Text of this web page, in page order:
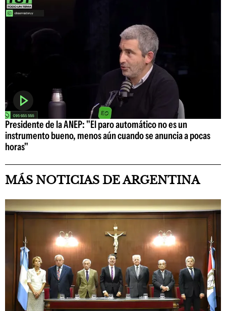
Presidente de la ANEP: "El paro automático no es un
instrumento bueno, menos aún cuando se anuncia a pocas
horas"
MÁS NOTICIAS DE ARGENTINA